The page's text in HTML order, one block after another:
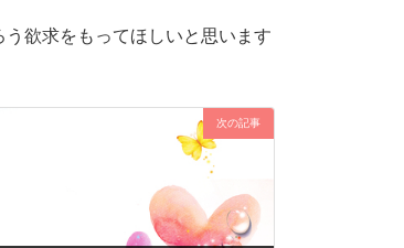
欲求をもってほしいと思います
次の記事